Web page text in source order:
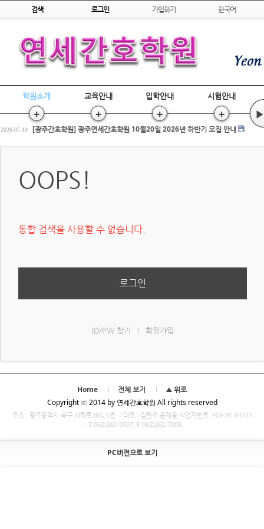
Skip to content
검색 로그인 가입하기 한국어
학원소개
+
교육안내
+
입학안내
+
시험안내
+ ▶
2026-07-17 [광주간호학원] 간호조무사 국비교육 수강평 조회
2026-07-10 [광주간호학원] 광주연세간호학원 10월20일 2026년 하반기 모집 안내
2026-07-10 [광주간호학원] 광주연세간호학원 10월20일 2026년 하반기 모집 안내
2026-03-25 전원합격!! 2026년 상반기 간호조무사 국시
OOPS!
통합 검색을 사용할 수 없습니다.
로그인
ID/PW 찾기 회원가입
Home 전체 보기
▲ 위로
Copyright ⓒ 2014 by 연세간호학원 All rights reserved
주소 : 광주광역시 북구 서하로380, 6층 ∥대표 : 김현우,윤재동 사업자번호 :409-91-83773
∥T:062)262-7007, F:062)262-7008
PC버전으로 보기